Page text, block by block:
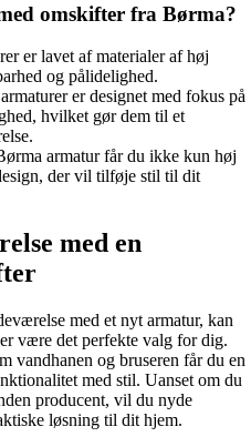
omskifter fra Børma?
er lavet af materialer af høj
og pålidelighed.
er designet med fokus på
hvilket gør dem til et
armatur får du ikke kun høj
der vil tilføje stil til dit
med en
med et nyt armatur, kan
være det perfekte valg for dig.
vandhanen og bruseren får du en
med stil. Uanset om du
producent, vil du nyde
løsning til dit hjem.